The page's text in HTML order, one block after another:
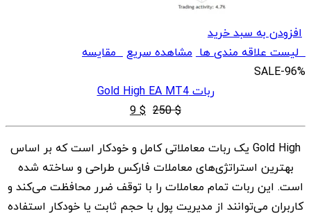
افزودن به سبد خرید
لیست علاقه مندی ها مشاهده سریعمقایسه
SALE-96%
ربات Gold High EA MT4
$
250
قیمت
اصلی
$ 250
بود.
$
9 قیمت
فعلی
$ 9
است.
Gold High یک ربات معاملاتی کامل و خودکار است که بر اساس
بهترین استراتژی‌های معاملات فارکس طراحی و ساخته شده
است. این ربات تمام معاملات را با توقف ضرر محافظت می‌کند و
کاربران می‌توانند از مدیریت پول با حجم ثابت یا خودکار استفاده